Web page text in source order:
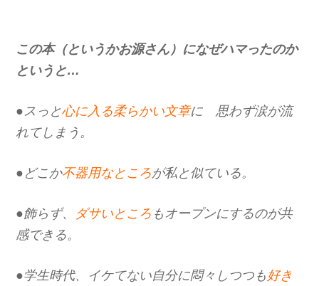
この本（というかお源さん）になぜハマったのか
というと…
●スっと心に入る柔らかい文章に 思わず涙が流
れてしまう。
●どこか不器用なところが私と似ている。
●飾らず、 ダサいところ もオープンにするのが共
感できる。
●学生時代、イケてない自分に悶々しつつも 好き